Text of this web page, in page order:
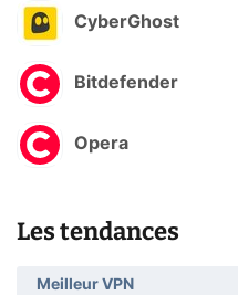
CyberGhost
Bitdefender
Opera
Les tendances
Meilleur VPN